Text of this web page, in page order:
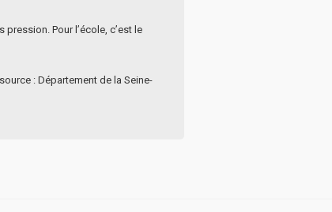
Pour l’école, c’est le
: Département de la Seine-